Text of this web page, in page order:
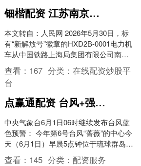
钿楷配资 江苏南京：“新解放号”机车首发
本文转自：人民网 2026年5月30日，标
有“新解放号”徽章的HXD2B-0001电力机
车从中国铁路上海局集团有限公司南京
东机辆段整备场驶出，正式投入运营。
这....
查看： 167 分类：在线配资炒股平
台
点赢通配资 台风+强对流双预警齐发，这两地注意防范10级以上雷暴大风
中央气象台6月1日06时继续发布台风蓝
色预警： 今年第6号台风“蔷薇”的中心今
天（6月1日）早晨5点钟位于琉球群岛那
霸市南偏西方向约255公里的西北太平洋
查看： 145 分类：配资服务